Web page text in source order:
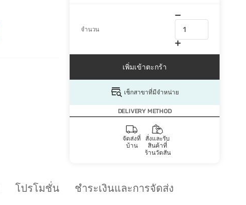
จำนวน
เพิ่มเข้าตะกร้า
เช็กสาขาที่มีจำหน่าย
DELIVERY METHOD
จัดส่งที่
บ้าน
สั่งและรับ
สินค้าที่
ร้านวัตสัน
โปรโมชั่น ชำระเงินและการจัดส่ง